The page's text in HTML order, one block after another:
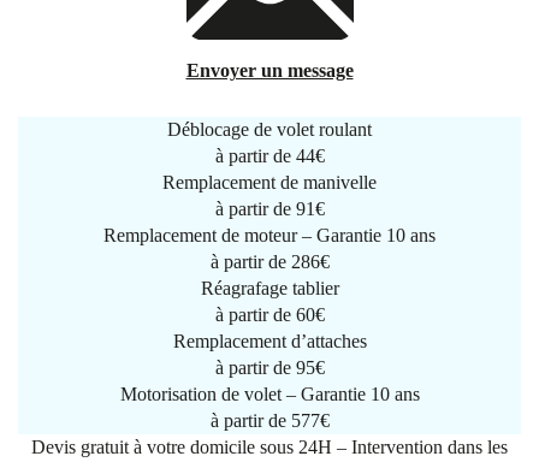
Envoyer un message
Déblocage de volet roulant
à partir de 44€
Remplacement de manivelle
à partir de 91€
Remplacement de moteur – Garantie 10 ans
à partir de 286€
Réagrafage tablier
à partir de 60€
Remplacement d’attaches
à partir de 95€
Motorisation de volet – Garantie 10 ans
à partir de 577€
Devis gratuit à votre domicile sous 24H – Intervention dans les